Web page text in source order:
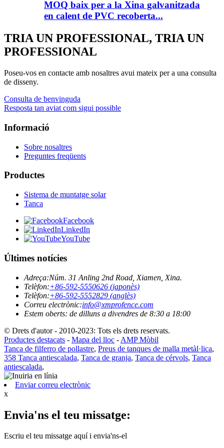
MOQ baix per a la Xina galvanitzada
en calent de PVC recoberta...
TRIA UN PROFESSIONAL, TRIA UN
PROFESSIONAL
Poseu-vos en contacte amb nosaltres avui mateix per a una consulta
de disseny.
Consulta de benvinguda
Resposta tan aviat com sigui possible
Informació
Sobre nosaltres
Preguntes freqüents
Productes
Sistema de muntatge solar
Tanca
Facebook
LinkedIn
YouTube
Últimes notícies
Adreça:Núm. 31 Anling 2nd Road, Xiamen, Xina.
Telèfon:+86-592-5550626 (japonès)
Telèfon:+86-592-5552829 (anglès)
Correu electrònic:info@xmprofence.com
Estem oberts: de dilluns a divendres de 8:30 a 18:00
© Drets d'autor - 2010-2023: Tots els drets reservats.
Productes destacats - Mapa del lloc - AMP Mòbil
Tanca de filferro de pollastre, Preus de tanques de malla metàl·lica,
358 Tanca antiescalada, Tanca de granja, Tanca de cérvols, Tanca
antiescalada,
Enviar correu electrònic
x
Envia'ns el teu missatge:
Escriu el teu missatge aquí i envia'ns-el